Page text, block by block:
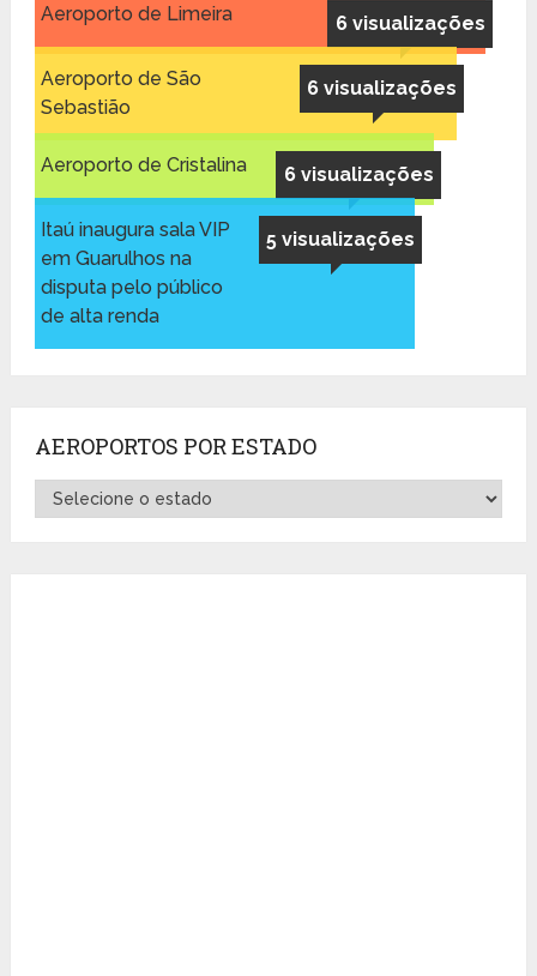
6 visualizações
Aeroporto de Limeira
6 visualizações
Aeroporto de São
Sebastião
6 visualizações
Aeroporto de Cristalina
5 visualizações
Itaú inaugura sala VIP
em Guarulhos na
disputa pelo público
de alta renda
AEROPORTOS POR ESTADO
Aeroportos
por